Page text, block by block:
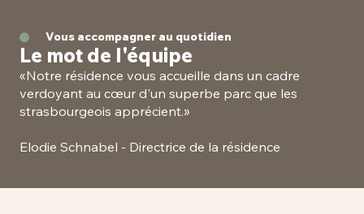
Vous accompagner au quotidien
Le mot de l'équipe
«Notre résidence vous accueille dans un cadre
verdoyant au cœur d'un superbe parc que les
strasbourgeois apprécient.»
Elodie Schnabel - Directrice de la résidence